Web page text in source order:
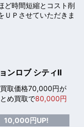
ど時間短縮とコスト削
ＵＰさせていただきま
ンロブ シティⅡ
取価格70,000円が
め買取で80,000円
10,000円UP!